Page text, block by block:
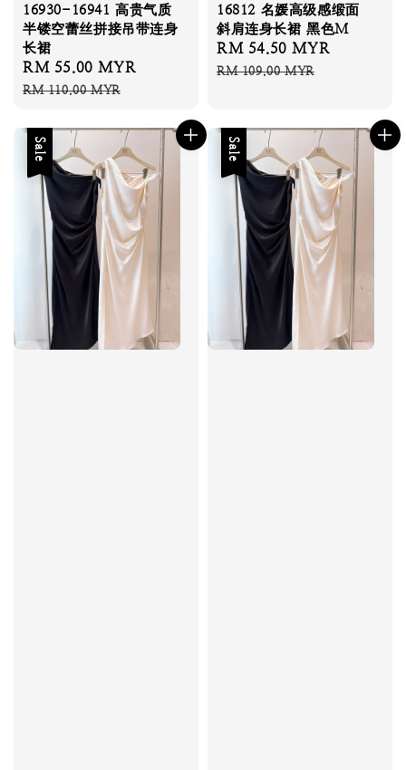
16930-16941 高贵气质
半镂空蕾丝拼接吊带连身
长裙
Sale
price
RM 55.00 MYR
RM 110.00 MYR
16812 名媛高级感缎面
斜肩连身长裙 黑色M
Sale
price
RM 54.50 MYR
RM 109.00 MYR
Sale Sale